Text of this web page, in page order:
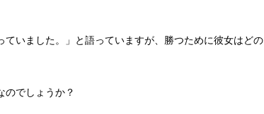
いました。」と語っていますが、勝つために彼女はどの
のでしょうか？